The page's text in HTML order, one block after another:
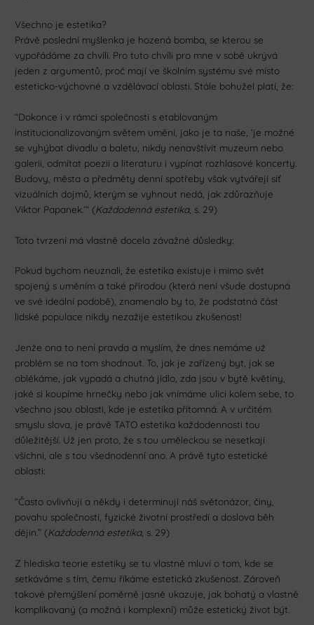
Všechno je estetika?
Právě poslední myšlenka je hozená bomba, se kterou se
vypořádáme za chvíli. Pro tuto chvíli pro mne v sobě ukrývá
jeden z argumentů, proč mají ve školním systému své místo
esteticko-výchovné a vzdělávací oblasti. Stále bohužel platí, že:
“Dokonce i v rámci společnosti s etablovaným
institucionalizovaným světem umění, jako je ta naše, ‘je možné
se vyhýbat divadlu a baletu, nikdy nenavštívit muzeum nebo
galerii, odmítat poezii a literaturu i vypínat rozhlasové koncerty.
Budovy, města a předměty denní spotřeby však vytvářejí síť
vizuálních dojmů, kterým se vyhnout nedá, jak zdůrazňuje
Viktor Papanek.’“ (Každodenná estetika, s. 29)
Toto tvrzení má vlastně docela závažné důsledky:
Pokud bychom neuznali, že estetika existuje i mimo svět
spojený s uměním a také přírodou (která není všude dostupná
ve své ideální podobě), znamenalo by to, že podstatná část
lidské populace nikdy nezažije estetikou zkušenost!
Jenže ona to není pravda a myslím, že dnes nemáme už
problém se na tom shodnout. To, jak je zařízený byt, jak se
oblékáme, jak vypadá a chutná jídlo, zda jsou v bytě květiny,
jaké si koupíme hrnečky nebo jak vnímáme ulici kolem sebe, to
všechno jsou oblasti, kde je estetika přítomná. A v určitém
smyslu slova, je právě TATO estetika každodennosti tou
důležitější. Už jen proto, že s tou uměleckou se nesetkají
všichni, ale s tou všednodenní ano. A právě tyto estetické
oblasti:
“Často ovlivňují a někdy i determinují náš světonázor, činy,
povahu společnosti, fyzické životní prostředí a doslova běh
dějin.” (Každodenná estetika, s. 29)
Z hlediska teorie estetiky se tu vlastně mluví o tom, kde se
setkáváme s tím, čemu říkáme estetická zkušenost. Zároveň
takové přemýšlení poměrně jasně ukazuje, jak bohatý a vlastně
komplikovaný (a možná i komplexní) může estetický život být.